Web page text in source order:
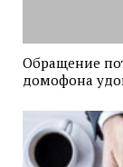
Обращение
домофона